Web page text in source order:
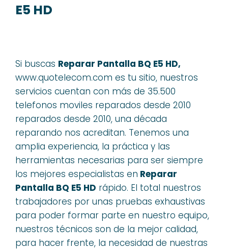
E5 HD
Si buscas Reparar Pantalla BQ E5 HD,
www.quotelecom.com es tu sitio, nuestros
servicios cuentan con más de 35.500
telefonos moviles reparados desde 2010
reparados desde 2010, una década
reparando nos acreditan. Tenemos una
amplia experiencia, la práctica y las
herramientas necesarias para ser siempre
los mejores especialistas en Reparar
Pantalla BQ E5 HD rápido. El total nuestros
trabajadores por unas pruebas exhaustivas
para poder formar parte en nuestro equipo,
nuestros técnicos son de la mejor calidad,
para hacer frente, la necesidad de nuestras